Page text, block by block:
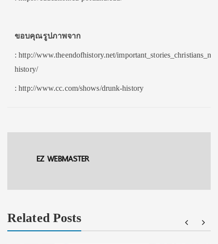
ขอบคุณรูปภาพจาก
: http://www.theendofhistory.net/
history/
: http://www.cc.com/shows/drunk-history
EZ WEBMASTER
Related Posts